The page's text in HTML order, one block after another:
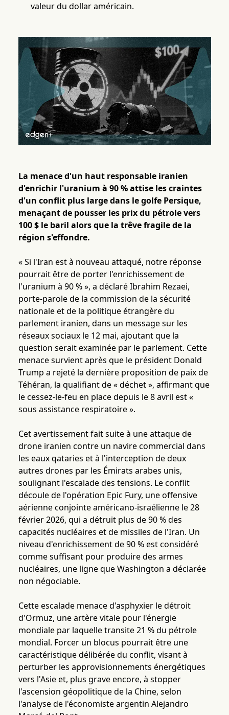
valeur du dollar américain.
La menace d'un haut responsable iranien
d'enrichir l'uranium à 90 % attise les craintes
d'un conflit plus large dans le golfe Persique,
menaçant de pousser les prix du pétrole vers
100 $ le baril alors que la trêve fragile de la
région s'effondre.
« Si l'Iran est à nouveau attaqué, notre réponse
pourrait être de porter l'enrichissement de
l'uranium à 90 % », a déclaré Ibrahim Rezaei,
porte-parole de la commission de la sécurité
nationale et de la politique étrangère du
parlement iranien, dans un message sur les
réseaux sociaux le 12 mai, ajoutant que la
question serait examinée par le parlement. Cette
menace survient après que le président Donald
Trump a rejeté la dernière proposition de paix de
Téhéran, la qualifiant de « déchet », affirmant que
le cessez-le-feu en place depuis le 8 avril est «
sous assistance respiratoire ».
Cet avertissement fait suite à une attaque de
drone iranien contre un navire commercial dans
les eaux qataries et à l'interception de deux
autres drones par les Émirats arabes unis,
soulignant l'escalade des tensions. Le conflit
découle de l'opération Epic Fury, une offensive
aérienne conjointe américano-israélienne le 28
février 2026, qui a détruit plus de 90 % des
capacités nucléaires et de missiles de l'Iran. Un
niveau d'enrichissement de 90 % est considéré
comme suffisant pour produire des armes
nucléaires, une ligne que Washington a déclarée
non négociable.
Cette escalade menace d'asphyxier le détroit
d'Ormuz, une artère vitale pour l'énergie
mondiale par laquelle transite 21 % du pétrole
mondial. Forcer un blocus pourrait être une
caractéristique délibérée du conflit, visant à
perturber les approvisionnements énergétiques
vers l'Asie et, plus grave encore, à stopper
l'ascension géopolitique de la Chine, selon
l'analyse de l'économiste argentin Alejandro